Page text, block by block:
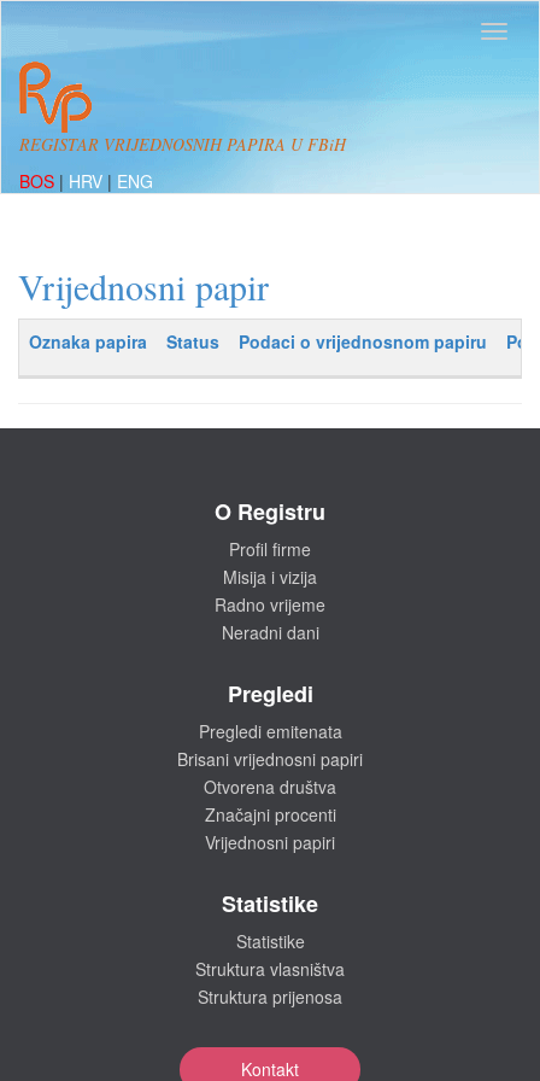
REGISTAR VRIJEDNOSNIH PAPIRA U FBiH
BOS | HRV | ENG
Vrijednosni papir
Oznaka papira Status Podaci o vrijednosnom papiru
O Registru
Profil firme
Misija i vizija
Radno vrijeme
Neradni dani
Pregledi
Pregledi emitenata
Brisani vrijednosni papiri
Otvorena društva
Značajni procenti
Vrijednosni papiri
Statistike
Statistike
Struktura vlasništva
Struktura prijenosa
Kontakt